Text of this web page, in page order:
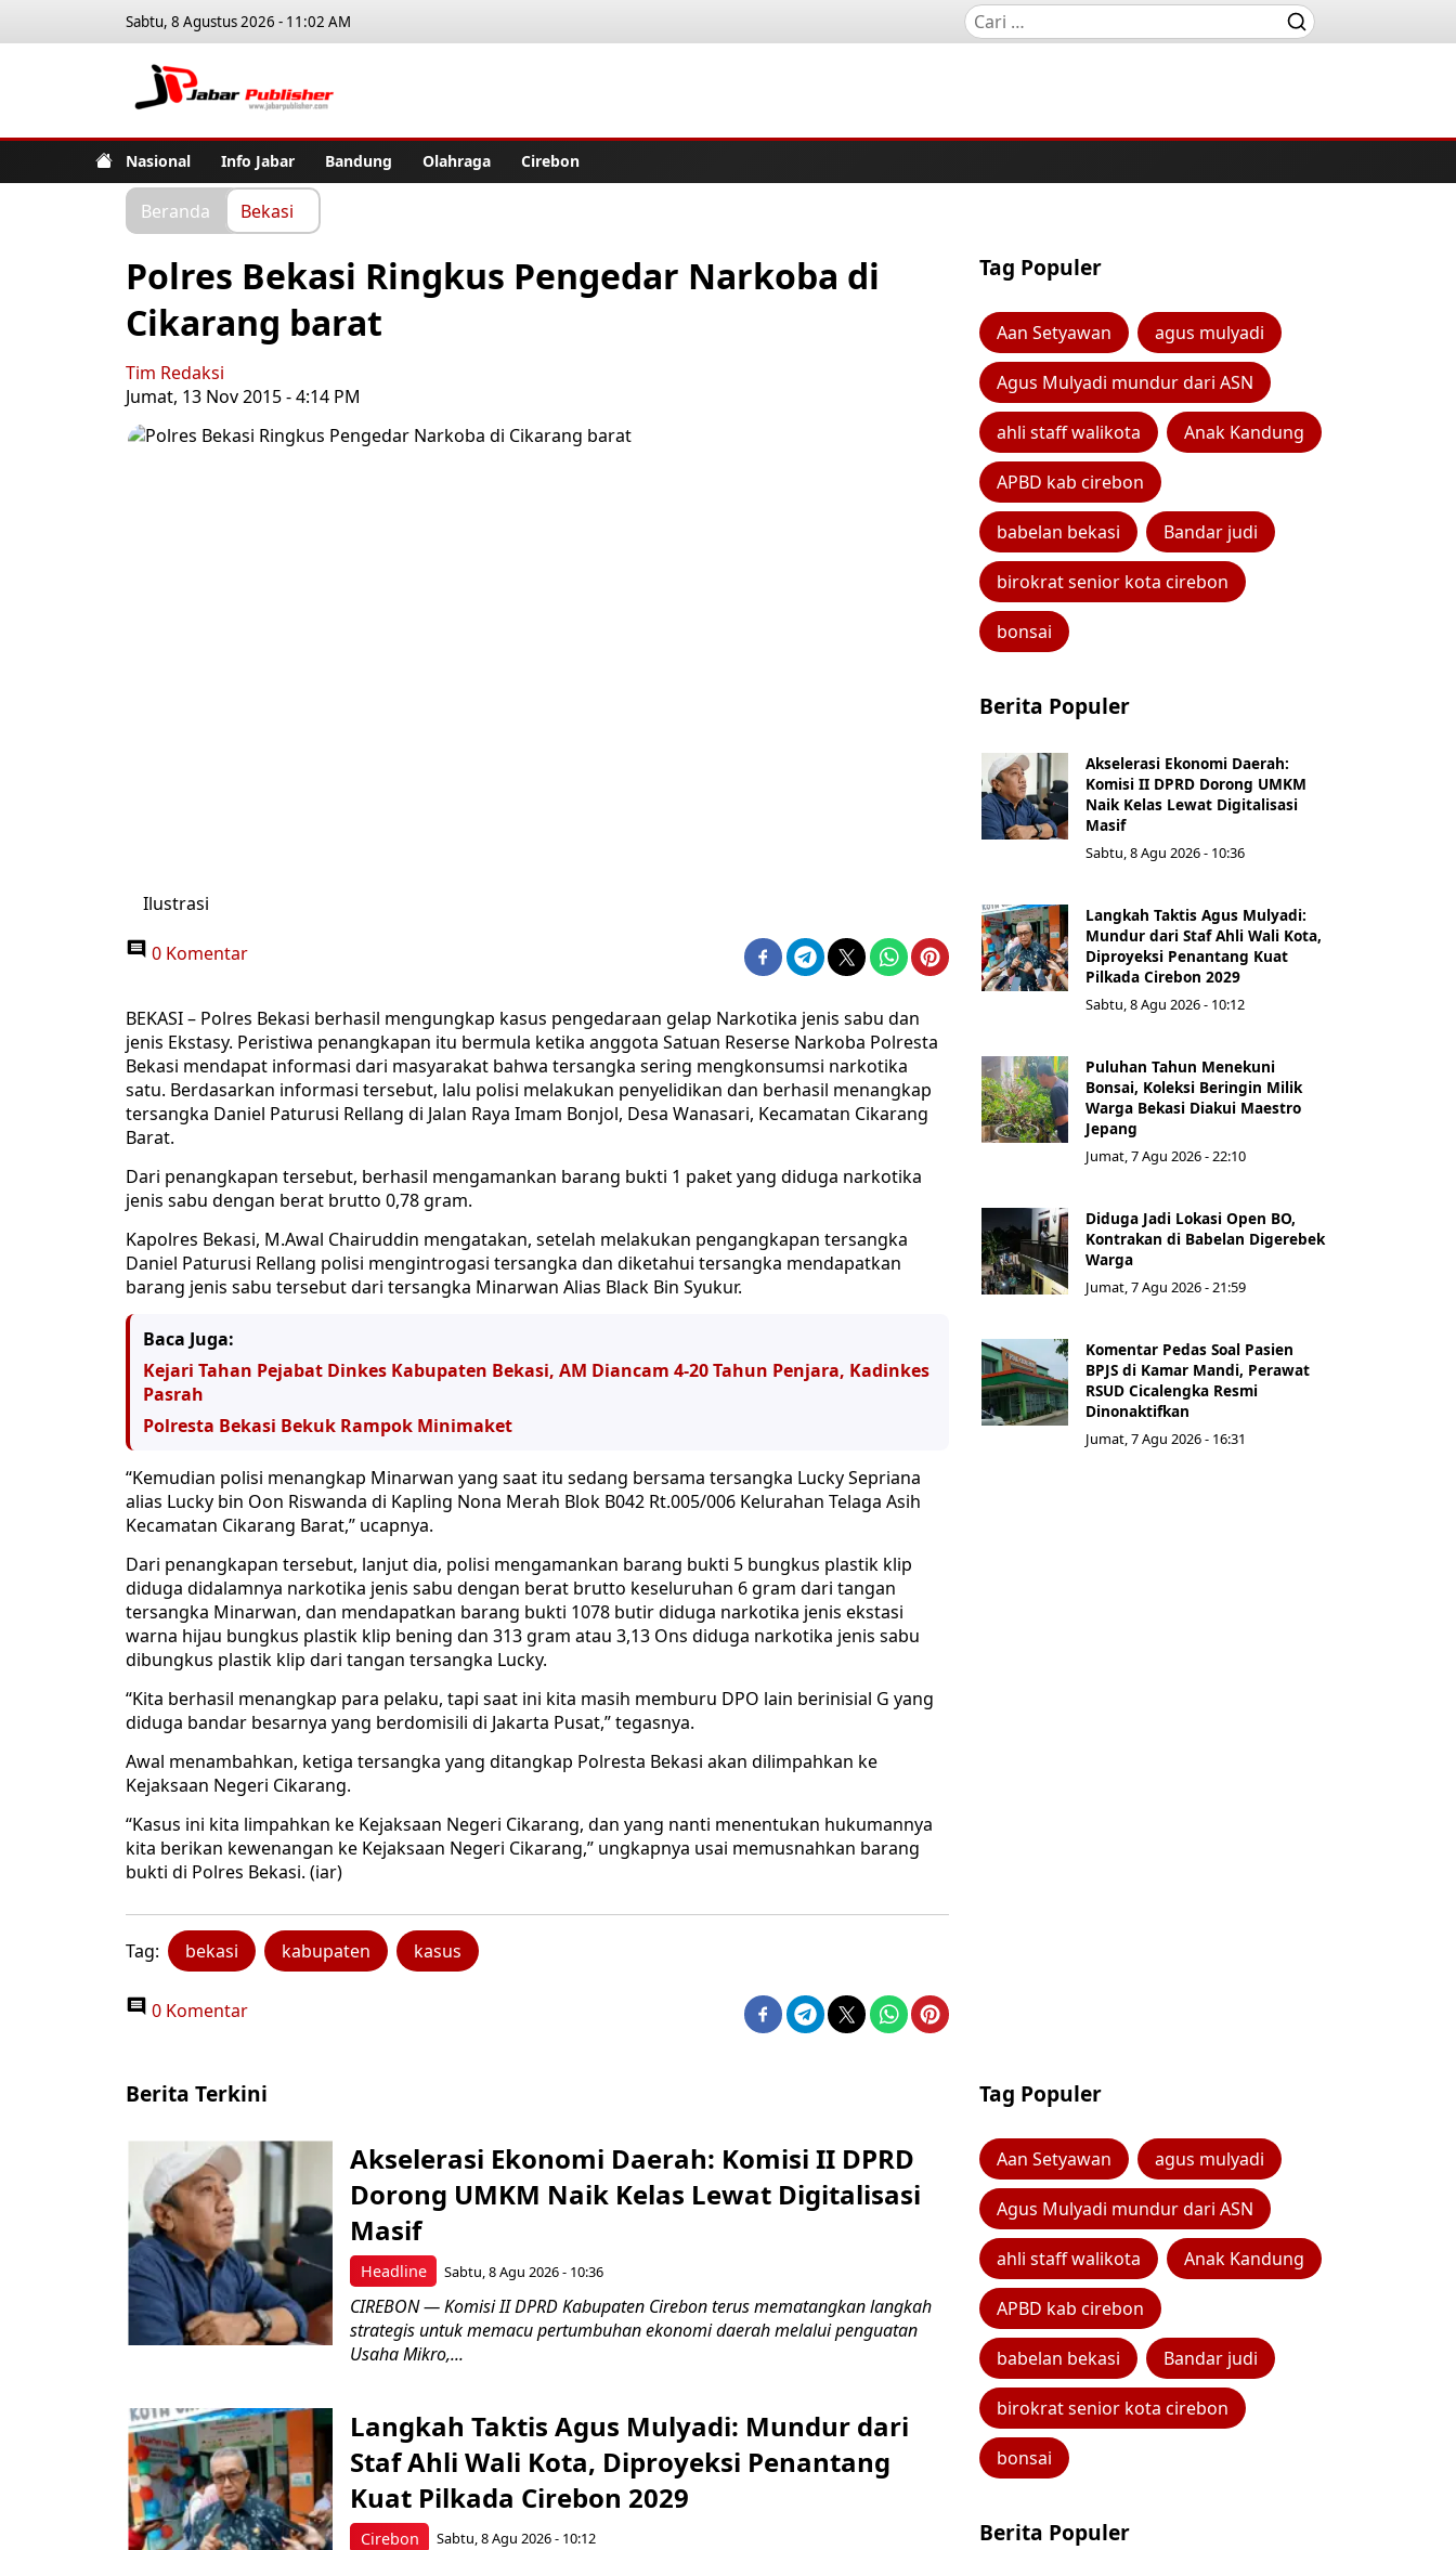
Sabtu, 8 Agustus 2026 - 11:02 AM
Nasional Info Jabar Bandung Olahraga Cirebon
Beranda Bekasi
Polres Bekasi Ringkus Pengedar Narkoba di
Cikarang barat
Tim Redaksi
Jumat, 13 Nov 2015 - 4:14 PM
Ilustrasi
0 Komentar
BEKASI – Polres Bekasi berhasil mengungkap kasus pengedaraan gelap Narkotika jenis sabu dan
jenis Ekstasy.‎ Peristiwa penangkapan itu bermula ketika anggota Satuan Reserse Narkoba Polresta
Bekasi mendapat informasi dari masyarakat bahwa tersangka sering mengkonsumsi narkotika
satu. Berdasarkan informasi tersebut, lalu polisi melakukan penyelidikan dan berhasil menangkap
tersangka Daniel Paturusi Rellang di Jalan Raya Imam Bonjol, Desa Wanasari, Kecamatan Cikarang
Barat.
Dari penangkapan tersebut, berhasil mengamankan barang bukti 1 paket yang diduga narkotika
jenis sabu dengan berat brutto 0,78 gram.
Kapolres Bekasi, M.Awal Chairuddin mengatakan, setelah melakukan pengangkapan tersangka
Daniel Paturusi Rellang polisi mengintrogasi tersangka dan diketahui tersangka mendapatkan
barang jenis sabu tersebut dari tersangka Minarwan Alias Black Bin Syukur.
Baca Juga:
Kejari Tahan Pejabat Dinkes Kabupaten Bekasi, AM Diancam 4-20 Tahun Penjara, Kadinkes
Pasrah
Polresta Bekasi Bekuk Rampok Minimaket
“Kemudian polisi menangkap Minarwan yang saat itu sedang bersama tersangka Lucky Sepriana
alias Lucky bin Oon Riswanda di Kapling Nona Merah Blok B042 Rt.005/006 Kelurahan Telaga Asih
Kecamatan Cikarang Barat,” ucapnya.
Dari penangkapan tersebut, lanjut dia, polisi mengamankan barang bukti 5 bungkus plastik klip
diduga didalamnya narkotika jenis sabu dengan berat brutto keseluruhan 6 gram dari tangan
tersangka Minarwan, dan mendapatkan barang bukti 1078 butir diduga narkotika jenis ekstasi
warna hijau bungkus plastik klip bening dan 313 gram atau 3,13 Ons diduga narkotika jenis sabu
dibungkus plastik klip dari tangan tersangka Lucky.
“Kita berhasil menangkap para pelaku, tapi saat ini kita masih memburu DPO lain berinisial G yang
diduga bandar besarnya yang berdomisili di Jakarta Pusat,” tegasnya.
Awal menambahkan, ketiga tersangka yang ditangkap Polresta Bekasi akan dilimpahkan ke
Kejaksaan Negeri Cikarang.
“Kasus ini kita limpahkan ke Kejaksaan Negeri Cikarang, dan yang nanti menentukan hukumannya
kita berikan kewenangan ke Kejaksaan Negeri Cikarang,” ungkapnya usai memusnahkan barang
bukti di Polres Bekasi. (iar)
Tag: bekasi kabupaten kasus
0 Komentar
Tag Populer
Aan Setyawan agus mulyadi
Agus Mulyadi mundur dari ASN
ahli staff walikota Anak Kandung
APBD kab cirebon
babelan bekasi Bandar judi
birokrat senior kota cirebon
bonsai
Berita Populer
Akselerasi Ekonomi Daerah:
Komisi II DPRD Dorong UMKM
Naik Kelas Lewat Digitalisasi
Masif
Sabtu, 8 Agu 2026 - 10:36
Langkah Taktis Agus Mulyadi:
Mundur dari Staf Ahli Wali Kota,
Diproyeksi Penantang Kuat
Pilkada Cirebon 2029
Sabtu, 8 Agu 2026 - 10:12
Puluhan Tahun Menekuni
Bonsai, Koleksi Beringin Milik
Warga Bekasi Diakui Maestro
Jepang
Jumat, 7 Agu 2026 - 22:10
Diduga Jadi Lokasi Open BO,
Kontrakan di Babelan Digerebek
Warga
Jumat, 7 Agu 2026 - 21:59
Komentar Pedas Soal Pasien
BPJS di Kamar Mandi, Perawat
RSUD Cicalengka Resmi
Dinonaktifkan
Jumat, 7 Agu 2026 - 16:31
Berita Terkini
Headline
Akselerasi Ekonomi Daerah: Komisi II DPRD
Dorong UMKM Naik Kelas Lewat Digitalisasi
Masif
Sabtu, 8 Agu 2026 - 10:36
CIREBON — Komisi II DPRD Kabupaten Cirebon terus mematangkan langkah
strategis untuk memacu pertumbuhan ekonomi daerah melalui penguatan
Usaha Mikro,...
Cirebon
Langkah Taktis Agus Mulyadi: Mundur dari
Staf Ahli Wali Kota, Diproyeksi Penantang
Kuat Pilkada Cirebon 2029
Sabtu, 8 Agu 2026 - 10:12
Tag Populer
Aan Setyawan agus mulyadi
Agus Mulyadi mundur dari ASN
ahli staff walikota Anak Kandung
APBD kab cirebon
babelan bekasi Bandar judi
birokrat senior kota cirebon
bonsai
Berita Populer